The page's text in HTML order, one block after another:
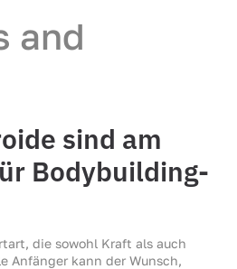
and
sind am
Bodybuilding-
die sowohl Kraft als auch
Anfänger kann der Wunsch,